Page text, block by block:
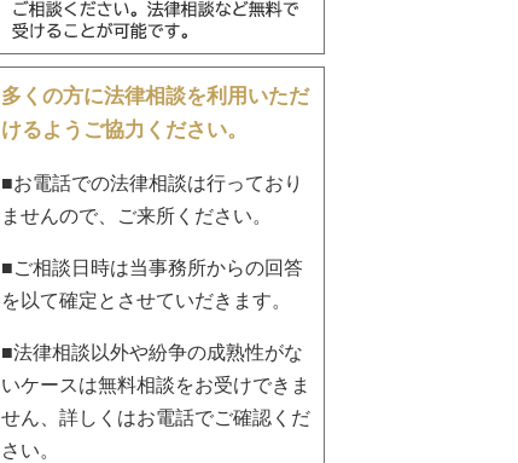
多くの方に法律相談を利用いただ
けるようご協力ください。
■お電話での法律相談は行っており
ませんので、ご来所ください。
■ご相談日時は当事務所からの回答
を以て確定とさせていだきます。
■法律相談以外や紛争の成熟性がな
いケースは無料相談をお受けできま
せん、詳しくはお電話でご確認くだ
さい。